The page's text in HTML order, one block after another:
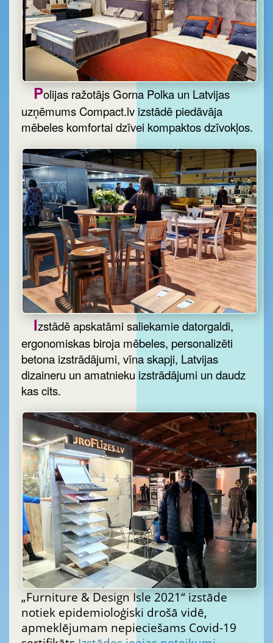
Polijas ražotājs Gorna Polka un Latvijas
uzņēmums Compact.lv izstādē piedāvāja
mēbeles komfortai dzīvei kompaktos dzīvokļos.
Izstādē apskatāmi saliekamie datorgaldi,
ergonomiskas biroja mēbeles, personalizēti
betona izstrādājumi, vīna skapji, Latvijas
dizaineru un amatnieku izstrādājumi un daudz
kas cits.
„Furniture & Design Isle 2021“ izstāde
notiek epidemioloģiski drošā vidē,
apmeklējumam nepieciešams Covid-19